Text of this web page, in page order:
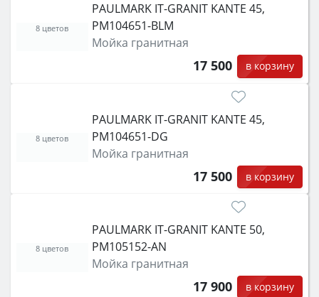
PAULMARK IT-GRANIT KANTE 45,
PM104651-BLM
Мойка гранитная
17 500 в корзину
8 цветов
PAULMARK IT-GRANIT KANTE 45,
PM104651-DG
Мойка гранитная
17 500 в корзину
8 цветов
PAULMARK IT-GRANIT KANTE 50,
PM105152-AN
Мойка гранитная
17 900 в корзину
8 цветов